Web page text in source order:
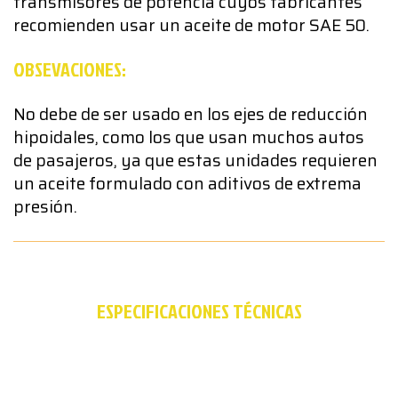
recomienden usar un aceite de motor SAE 50.
OBSEVACIONES:
No debe de ser usado en los ejes de reducción
hipoidales, como los que usan muchos autos
de pasajeros, ya que estas unidades requieren
un aceite formulado con aditivos de extrema
presión.
ESPECIFICACIONES TÉCNICAS